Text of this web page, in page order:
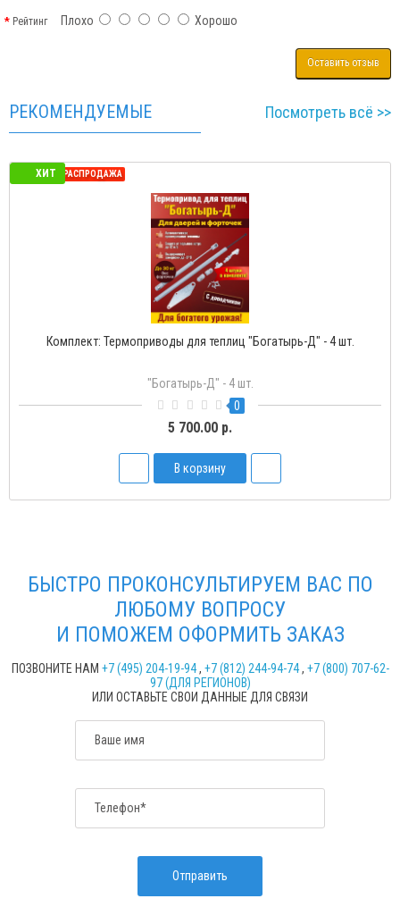
РейтингПлохо Хорошо
Оставить отзыв
РЕКОМЕНДУЕМЫЕ Посмотреть всё >>
ХИТ
СЕЗОННАЯ РАСПРОДАЖА
Комплект: Термоприводы для теплиц "Богатырь-Д" - 4 шт.
"Богатырь-Д" - 4 шт.
0
5 700.00 р.
В корзину
БЫСТРО ПРОКОНСУЛЬТИРУЕМ ВАС ПО
ЛЮБОМУ ВОПРОСУ
И ПОМОЖЕМ ОФОРМИТЬ ЗАКАЗ
ПОЗВОНИТЕ НАМ +7 (495) 204-19-94, +7 (812) 244-94-74, +7 (800) 707-62-
97 (ДЛЯ РЕГИОНОВ)
ИЛИ ОСТАВЬТЕ СВОИ ДАННЫЕ ДЛЯ СВЯЗИ
Ваше имя
Телефон*
Отправить